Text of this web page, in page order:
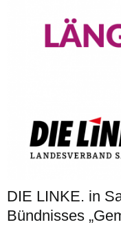
DIE LINKE. in
Bündnisses